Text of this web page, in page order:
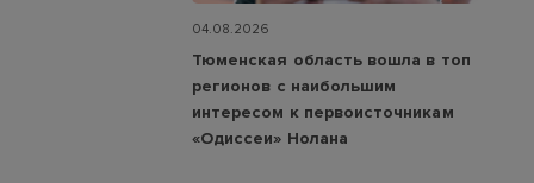
04.08.2026
Тюменская область вошла в топ
регионов с наибольшим
интересом к первоисточникам
«Одиссеи» Нолана